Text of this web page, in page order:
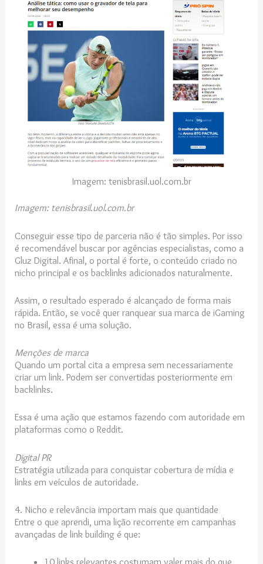
Imagem: tenisbrasil.uol.com.br
Imagem: tenisbrasil.uol.com.br
Conseguir esse tipo de parceria não é tão simples. Por isso
é recomendável buscar por agências especialistas, como a
Gluz Digital. Afinal, o portal é forte, o conteúdo criado no
nicho principal e os backlinks adicionados naturalmente.
Assim, o resultado esperado é alcançado de forma mais
rápida. Então, se você quer ranquear sua marca de iGaming
no Brasil, essa é uma solução.
Menções de marca
Quando um portal cita a empresa sem necessariamente
criar um link. Podem ser convertidas posteriormente em
backlinks.
Essa é uma ação que estamos fazendo com autoridade em
plataformas como o Reddit.
Digital PR
Estratégia utilizada para conquistar cobertura de mídia e
links em veículos de autoridade.
4. Nicho e relevância importam mais que quantidade
Entre o que aprendi, uma lição recorrente em campanhas
avançadas de link building é que: